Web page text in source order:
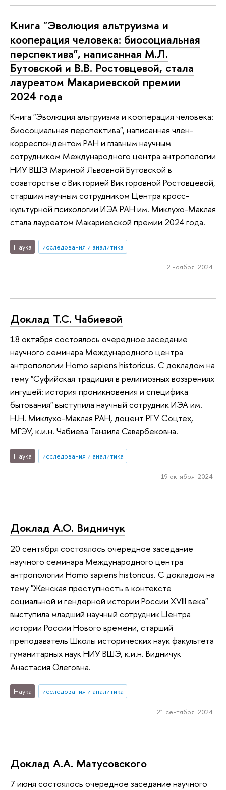
Книга "Эволюция альтруизма и
кооперация человека: биосоциальная
перспектива", написанная М.Л.
Бутовской и В.В. Ростовцевой, стала
лауреатом Макариевской премии
2024 года
Книга "Эволюция альтруизма и кооперация человека:
биосоциальная перспектива", написанная член-
корреспондентом РАН и главным научным
сотрудником Международного центра антропологии
НИУ ВШЭ Мариной Львовной Бутовской в
соавторстве с Викторией Викторовной Ростовцевой,
старшим научным сотрудником Центра кросс-
культурной психологии ИЭА РАН им. Миклухо-Маклая
стала лауреатом Макариевской премии 2024 года.
Наука исследования и аналитика
2 ноября 2024
Доклад Т.С. Чабиевой
18 октября состоялось очередное заседание
научного семинара Международного центра
антропологии Homo sapiens historicus. С докладом на
тему "Суфийская традиция в религиозных воззрениях
ингушей: история проникновения и специфика
бытования" выступила научный сотрудник ИЭА им.
Н.Н. Миклухо-Маклая РАН, доцент РГУ Соцтех,
МГЭУ, к.и.н. Чабиева Танзила Саварбековна.
Наука исследования и аналитика
19 октября 2024
Доклад А.О. Видничук
20 сентября состоялось очередное заседание
научного семинара Международного центра
антропологии Homo sapiens historicus. С докладом на
тему "Женская преступность в контексте
социальной и гендерной истории России XVIII века"
выступила младший научный сотрудник Центра
истории России Нового времени, старший
преподаватель Школы исторических наук факультета
гуманитарных наук НИУ ВШЭ, к.и.н. Видничук
Анастасия Олеговна.
Наука исследования и аналитика
21 сентября 2024
Доклад А.А. Матусовского
7 июня состоялось очередное заседание научного